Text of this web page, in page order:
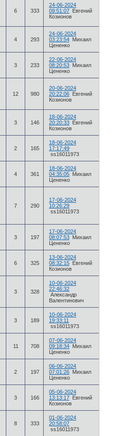
6 333
24-06-2024
09:51:07 Евгений
Козионов
4 293
24-06-2024
03:23:54 Михаил
Цененко
3 233
22-06-2024
08:20:53 Михаил
Цененко
12 980
20-06-2024
20:22:06 Евгений
Козионов
3 146
18-06-2024
20:20:33 Евгений
Козионов
2 165
18-06-2024
17:17:49
ss16011973
4 361
18-06-2024
04:35:05 Михаил
Цененко
7 290
17-06-2024
10:26:29
ss16011973
3 197
17-06-2024
08:07:53 Михаил
Цененко
6 325
13-06-2024
08:32:15 Евгений
Козионов
3 328
10-06-2024
22:46:32
Александр
Валентинович
3 189
10-06-2024
19:33:11
ss16011973
11 708
07-06-2024
09:18:34 Михаил
Цененко
2 197
06-06-2024
07:01:26 Михаил
Цененко
3 166
05-06-2024
13:13:17 Евгений
Козионов
8 333
01-06-2024
20:58:07
ss16011973